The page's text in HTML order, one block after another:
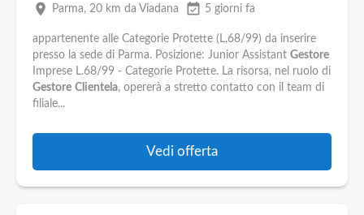
place Parma, 20 km da Viadana event_available 5 giorni fa
appartenente alle Categorie Protette (L.68/99) da inserire
presso la sede di Parma. Posizione: Junior Assistant Gestore
Imprese L.68/99 - Categorie Protette. La risorsa, nel ruolo di
Gestore Clientela, opererà a stretto contatto con il team di
filiale...
Vedi offerta